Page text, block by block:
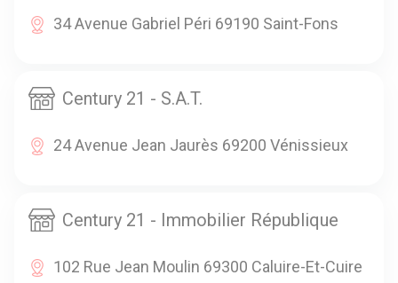
34 Avenue Gabriel Péri 69190 Saint-Fons
Century 21 - S.A.T.
24 Avenue Jean Jaurès 69200 Vénissieux
Century 21 - Immobilier République
102 Rue Jean Moulin 69300 Caluire-Et-Cuire